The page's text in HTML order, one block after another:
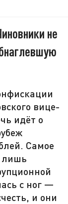
не
вице-
идёт о
Самое
лишь
с ног —
и они